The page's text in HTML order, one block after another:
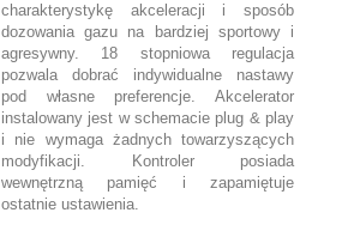
charakterystykę akceleracji i sposób
dozowania gazu na bardziej sportowy i
agresywny. 18 stopniowa regulacja
pozwala dobrać indywidualne nastawy
pod własne preferencje. Akcelerator
instalowany jest w schemacie plug & play
i nie wymaga żadnych towarzyszących
modyfikacji. Kontroler posiada
wewnętrzną pamięć i zapamiętuje
ostatnie ustawienia.